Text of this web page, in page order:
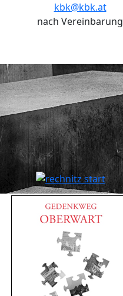
kbk@kbk.at
nach Vereinbarung